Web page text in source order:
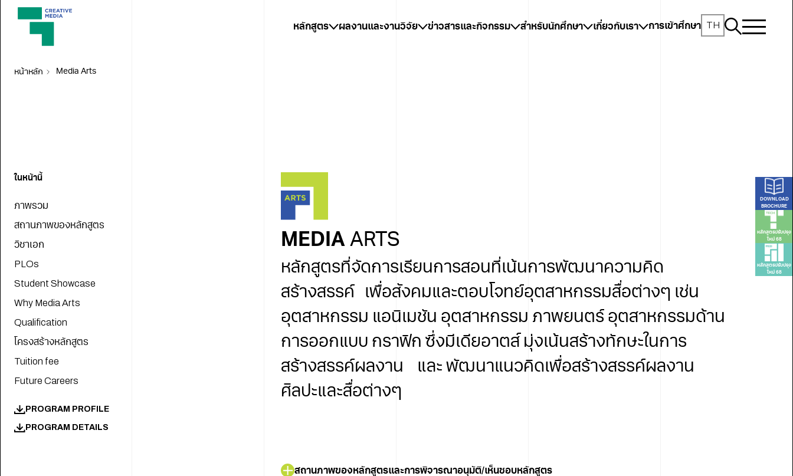
หลักสูตร ผลงานและงานวิจัย ข่าวสารและกิจกรรม สำหรับนักศึกษา เกี่ยวกับเรา การเข้าศึกษา TH
DOWNLOAD
BROCHURE
หลักสูตรปรับปรุง
ใหม่ 68
หลักสูตรปรับปรุง
ใหม่ 68
หน้าหลัก Media Arts
ในหน้านี้
ภาพรวม
สถานภาพของหลักสูตร
วิชาเอก
PLOs
Student Showcase
Why Media Arts
Qualification
โครงสร้างหลักสูตร
Tuition fee
Future Careers
PROGRAM PROFILE
PROGRAM DETAILS
MEDIA ARTS
หลักสูตรที่จัดการเรียนการสอนที่เน้นการพัฒนาความคิด
สร้างสรรค์ เพื่อสังคมและตอบโจทย์อุตสาหกรรมสื่อต่างๆ เช่น
อุตสาหกรรม แอนิเมชัน อุตสาหกรรม ภาพยนตร์ อุตสาหกรรมด้าน
การออกแบบ กราฟิก ซึ่งมีเดียอาตส์ มุ่งเน้นสร้างทักษะในการ
สร้างสรรค์ผลงาน และ พัฒนาแนวคิดเพื่อสร้างสรรค์ผลงาน
ศิลปะและสื่อต่างๆ
สถานภาพของหลักสูตรและการพิจารณาอนุมัติ/เห็นชอบหลักสูตร